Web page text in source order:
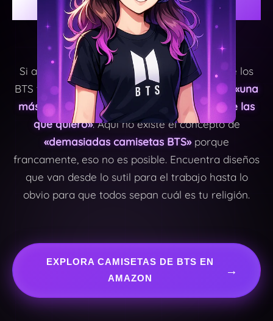
CAMISETAS BTS
Si alguien te pregunta cuántas camisetas de los
BTS tienes, la respuesta correcta siempre es «una
más de las que debería pero una menos de las
que quiero». Aquí no existe el concepto de
«demasiadas camisetas BTS»porque
francamente, eso no es posible. Encuentra diseños
que van desde lo sutil para el trabajo hasta lo
obvio para que todos sepan cuál es tu religión.
EXPLORA CAMISETAS DE BTS EN
AMAZON
→